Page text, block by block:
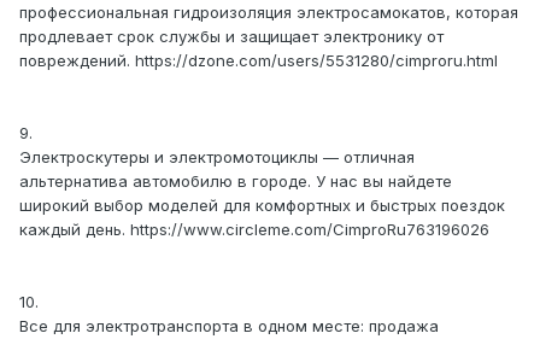
профессиональная гидроизоляция электросамокатов, которая
продлевает срок службы и защищает электронику от
повреждений. https://dzone.com/users/5531280/cimproru.html
9.
Электроскутеры и электромотоциклы — отличная
альтернатива автомобилю в городе. У нас вы найдете
широкий выбор моделей для комфортных и быстрых поездок
каждый день. https://www.circleme.com/CimproRu763196026
10.
Все для электротранспорта в одном месте: продажа